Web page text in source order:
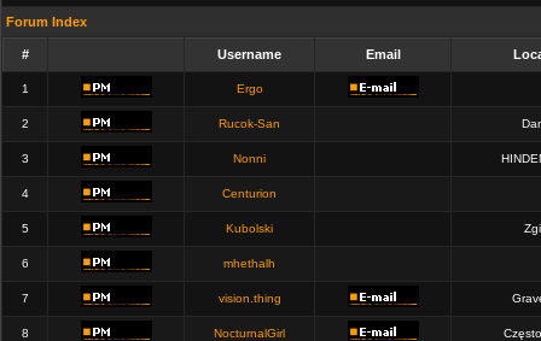
Forum Index
# Username Email
1 Ergo
2 Rucok-San
3 Nonni
4 Centurion
5 Kubolski
6 mhethalh
7 vision.thing
8 NocturnalGirl